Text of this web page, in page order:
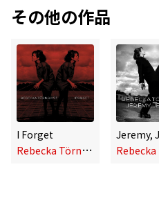
その他の作品
I Forget
R
ebecka Törnqvist